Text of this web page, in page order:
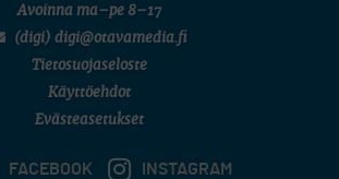
Avoinna ma–pe 8–17
(digi) digi@otavamedia.fi
Tietosuojaseloste
Käyttöehdot
Evästeasetukset
FACEBOOK INSTAGRAM